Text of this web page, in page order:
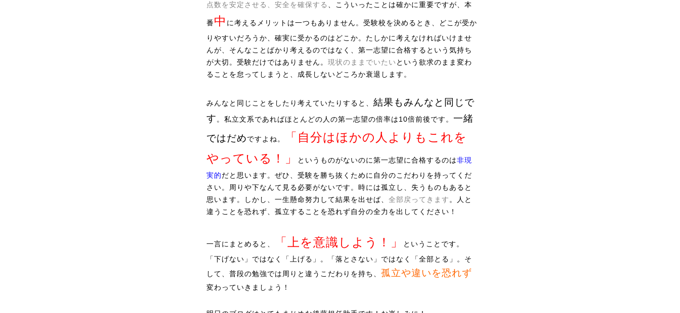
点数を安定させる、安全を確保する 、こういったことは確かに重要ですが、本
番中 に考えるメリットは一つもありません。受験校を決めるとき、どこが受か
りやすいだろうか、確実に受かるのはどこか。たしかに考えなければいけませ
んが、そんなことばかり考えるのではなく、第一志望に合格するという気持ち
が大切。受験だけではありません。 現状のままでいたい という欲求のまま変わ
ることを怠ってしまうと、成長しないどころか衰退します。
みんなと同じことをしたり考えていたりすると、 結果もみんなと同じで
す 。私立文系であればほとんどの人の第一志望の倍率は10倍前後です。 一緒
ではだめですよね。
「自分はほかの人よりもこれを
やっている！」
というものがないのに第一志望に合格するのは非現
実的だと思います。ぜひ、受験を勝ち抜くために自分のこだわりを持ってくだ
さい。周りや下なんて見る必要がないです。時には孤立し、失うものもあると
思います。しかし、一生懸命努力して結果を出せば、 全部戻ってきます 。人と
違うことを恐れず、孤立することを恐れず自分の全力を出してください！
一言にまとめると、 「上を意識しよう！」
ということです。
「下げない」ではなく「上げる」。「落とさない」ではなく「全部とる」。そ
して、普段の勉強では周りと違うこだわりを持ち、 孤立や違いを恐れず
変わっていきましょう！